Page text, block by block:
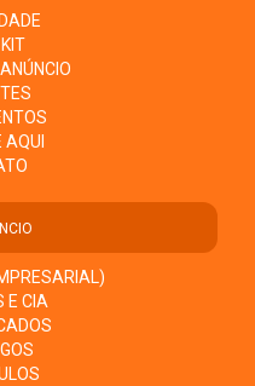
AQUI
E CIA